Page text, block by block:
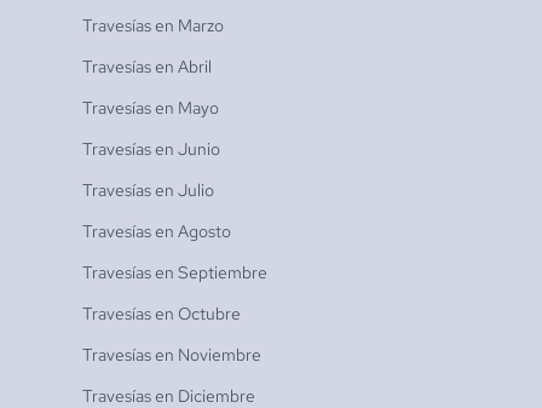
Travesías en Marzo
Travesías en Abril
Travesías en Mayo
Travesías en Junio
Travesías en Julio
Travesías en Agosto
Travesías en Septiembre
Travesías en Octubre
Travesías en Noviembre
Travesías en Diciembre